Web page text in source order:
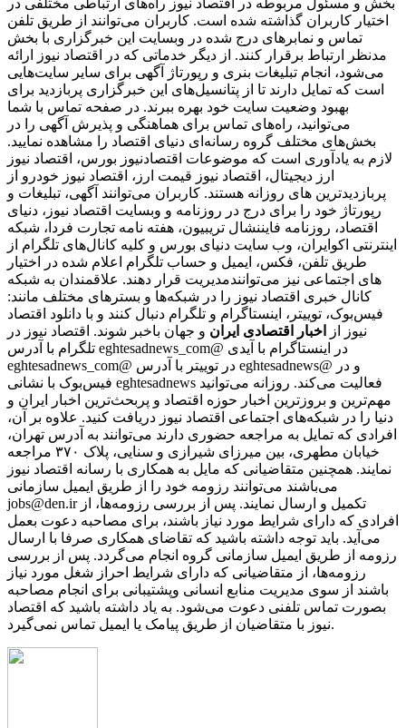
اختیار کاربران گذاشته شده است. کاربران می‌توانند از طریق تلفن
تماس و نمابرهای درج شده در وبسایت این خبرگزاری با بخش
مدنظر ارتباط برقرار کنند. از دیگر خدماتی که در اقتصاد نیوز ارائه
می‌شود، انجام تبلیغات بنری و رپورتاژ آگهی برای سایر سایت‌هایی
است که تمایل دارند تا از پتانسیل‌های این خبرگزاری پربازدید برای
بهبود وضعیت سایت خود بهره ببرند. در صفحه تماس با شما
می‌توانید، راه‌های تماس برای هماهنگی و پذیرش آگهی را در
بخش‌های مختلف گروه رسانه‌ای دنیای اقتصاد را مشاهده نمایید.
لازم به یادآوری است که موضوعات اقتصادنیوز بورس، اقتصاد نیوز
ارز دیجیتال، اقتصاد نیوز قیمت ارز، اقتصاد نیوز خودرو از
پربازدیدترین های روزانه هستند. کاربران می‌توانند آگهی، تبلیغات و
رپورتاژ خود را برای درج در روزنامه و وبسایت اقتصاد نیوز، دنیای
اقتصاد، روزنامه فایننشال تریبیون، هفته نامه تجارت فردا، شبکه
اینترنتی اکوایران، وب سایت دنیای بورس و کلیه کانال‌های تلگرام از
طریق تلفن، فکس، ایمیل و حساب تلگرام اعلام شده در اختیار
مدیریت قرار دهند. علاقمندان به شبکه‎‌های اجتماعی نیز می‌توانند
کانال خبری اقتصاد نیوز را در شبکه‌ها و بسترهای مختلف مانند:
فیس‌بوک، توییتر، اینستاگرام و تلگرام دنبال کنند و با دانلود اقتصاد
نیوز از
اخبار اقتصادی ایران و جهان باخبر شوند. اقتصاد نیوز در
تلگرام با آدرس eghtesadnews_com@ در اینستاگرام با آیدی
eghtesadnews_com@ در توییتر با آدرس eghtesadnews@ و در
فیس‌بوک با نشانی eghtesadnews فعالیت می‌کند. روزانه می‌توانید
مهم‌ترین و بروزترین اخبار حوزه اقتصاد و پربحث‌ترین اخبار ایران و
دنیا را در شبکه‌های اجتماعی اقتصاد نیوز دریافت کنید. علاوه بر آن،
افرادی که تمایل به مراجعه حضوری دارند می‌توانند به آدرس تهران،
خیابان مطهری، بین میرزای شیرازی و سنایی، پلاک ۳۷۰ مراجعه
نمایند. همچنین متقاضیانی که مایل به همکاری با رسانه‌ اقتصاد نیوز
می‌باشند می‌توانند رزومه خود را از طریق ایمیل سازمانی
jobs@den.ir تکمیل و ارسال نمایند. پس از بررسی رزومه‌ها، از
افرادی که دارای شرایط مورد نیاز باشند، برای مصاحبه دعوت بعمل
می‌آید. باید توجه داشته باشید که تقاضای همکاری صرفا با ارسال
رزومه از طریق ایمیل سازمانی گروه انجام می‌گردد. پس از بررسی
رزومه‌ها، از متقاضیانی که دارای شرایط احراز شغل مورد نیاز
باشند از سوی مدیریت منابع انسانی وپشتیبانی برای انجام مصاحبه
بصورت تماس تلفنی دعوت می‌شود. به یاد داشته باشید که اقتصاد
نیوز با متقاضیان از طریق پیامک یا ایمیل تماس نمی‌گیرد.